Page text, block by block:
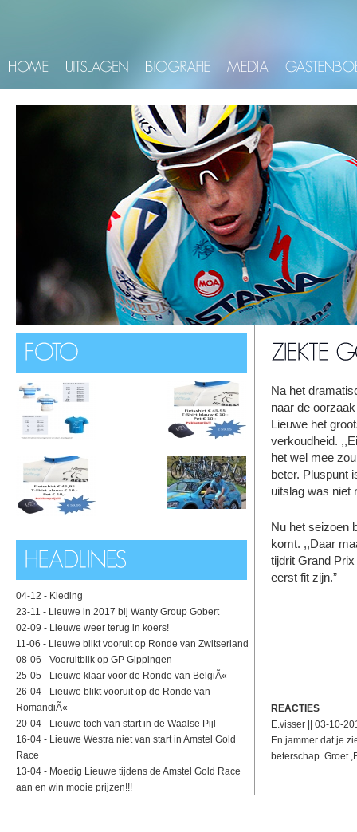
04-12 - Kleding
23-11 - Lieuwe in 2017 bij Wanty Group Gobert
02-09 - Lieuwe weer terug in koers!
11-06 - Lieuwe blikt vooruit op Ronde van Zwitserland
08-06 - Vooruitblik op GP Gippingen
25-05 - Lieuwe klaar voor de Ronde van BelgiÃ«
26-04 - Lieuwe blikt vooruit op de Ronde van
RomandiÃ«
20-04 - Lieuwe toch van start in de Waalse Pijl
16-04 - Lieuwe Westra niet van start in Amstel Gold
Race
13-04 - Moedig Lieuwe tijdens de Amstel Gold Race
aan en win mooie prijzen!!!
Na het
naar de
Lieuwe het
verkoudheid.
het wel mee
beter. Pluspunt
uitslag was niet
Nu het seizoen
komt. ,,Daar
tijdrit Grand
eerst fit zijn.”
REACTIES
E.visser || 03-10-
En jammer dat je
beterschap. Groet